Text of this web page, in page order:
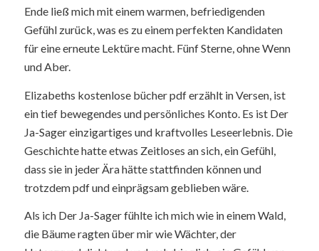
Ende ließ mich mit einem warmen, befriedigenden
Gefühl zurück, was es zu einem perfekten Kandidaten
für eine erneute Lektüre macht. Fünf Sterne, ohne Wenn
und Aber.
Elizabeths kostenlose bücher pdf erzählt in Versen, ist
ein tief bewegendes und persönliches Konto. Es ist Der
Ja-Sager einzigartiges und kraftvolles Leseerlebnis. Die
Geschichte hatte etwas Zeitloses an sich, ein Gefühl,
dass sie in jeder Ära hätte stattfinden können und
trotzdem pdf und einprägsam geblieben wäre.
Als ich Der Ja-Sager fühlte ich mich wie in einem Wald,
die Bäume ragten über mir wie Wächter, der